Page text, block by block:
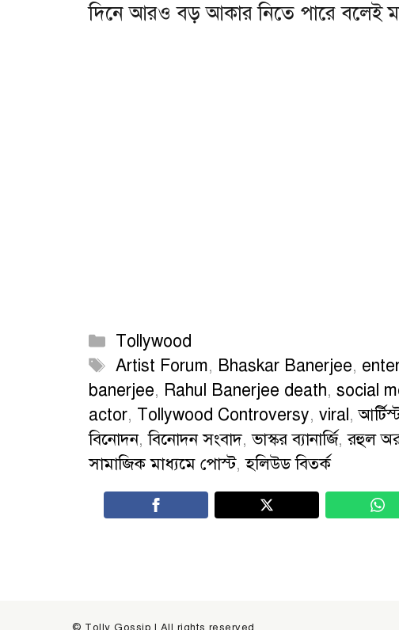
দিনে আরও বড় আকার নিতে পারে বলেই
Categories
Tollywood
Tags
Artist Forum, Bhaskar Banerjee,
banerjee, Rahul Banerjee death, social
actor, Tollywood Controversy, viral,
বিনোদন,বিনোদন সংবাদ,ভাস্কর ব্যানার্জি,রহুল
সামাজিক মাধ্যমে পোস্ট,হলিউড বিতর্ক